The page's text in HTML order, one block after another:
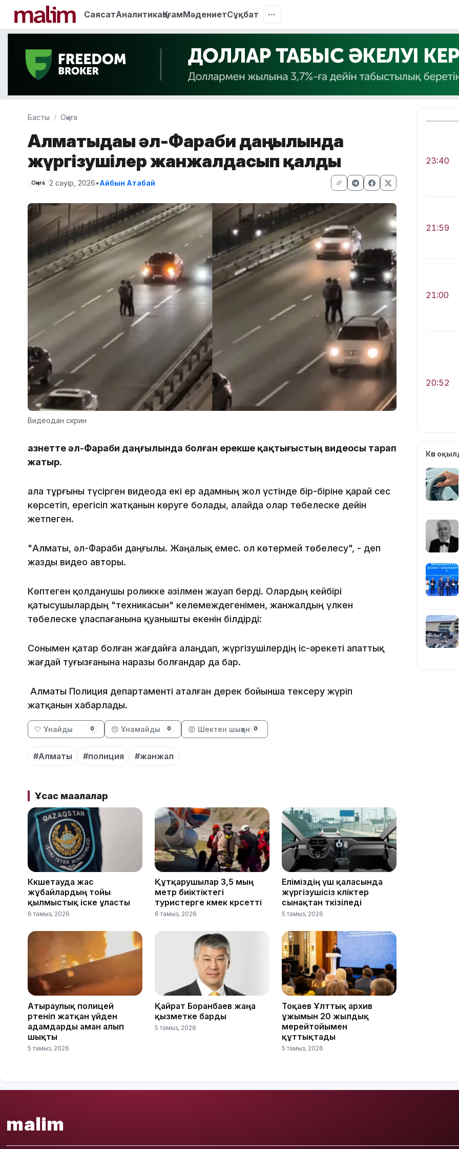
СаясатАналитикаҚоғамМәдениетСұқбат
Басты Оқиға
Алматыдағы әл-Фараби даңғылында
жүргізушілер жанжалдасып қалды
Оқиға 2 сәуір, 2026•Айбын Атабай
Видеодан скрин
Қазнетте әл-Фараби даңғылында болған ерекше қақтығыстың видеосы тарап
жатыр.
Қала тұрғыны түсірген видеода екі ер адамның жол үстінде бір-біріне қарай сес
көрсетіп, ерегісіп жатқанын көруге болады, алайда олар төбелеске дейін
жетпеген.
"Алматы, әл-Фараби даңғылы. Жаңалық емес. Қол көтермей төбелесу", - деп
жазды видео авторы.
Көптеген қолданушы роликке әзілмен жауап берді. Олардың кейбірі
қатысушылардың "техникасын" келемеждегенімен, жанжалдың үлкен
төбелеске ұласпағанына қуанышты екенін білдірді:
Сонымен қатар болған жағдайға алаңдап, жүргізушілердің іс-әрекеті апаттық
жағдай туғызғанына наразы болғандар да бар.
Алматы Полиция департаменті аталған дерек бойынша тексеру жүріп
жатқанын хабарлады.
🤍 Ұнайды 0 😞 Ұнамайды 0 😡 Шектен шыққан 0
#Алматы #полиция #жанжал
Ұқсас мақалалар
Көкшетауда жас
жұбайлардың тойы
қылмыстық іске ұласты
6 тамыз, 2026
Құтқарушылар 3,5 мың
метр биіктіктегі
туристерге көмек көрсетті
6 тамыз, 2026
Еліміздің үш қаласында
жүргізушісіз көліктер
сынақтан өткізіледі
5 тамыз, 2026
Атыраулық полицей
өртеніп жатқан үйден
адамдарды аман алып
шықты
5 тамыз, 2026
Қайрат Боранбаев жаңа
қызметке барды
5 тамыз, 2026
Тоқаев Ұлттық архив
ұжымын 20 жылдық
мерейтойымен
құттықтады
5 тамыз, 2026
23:40
21:59
21:00
20:52
19:39
18:45
17:34
Көп
malim